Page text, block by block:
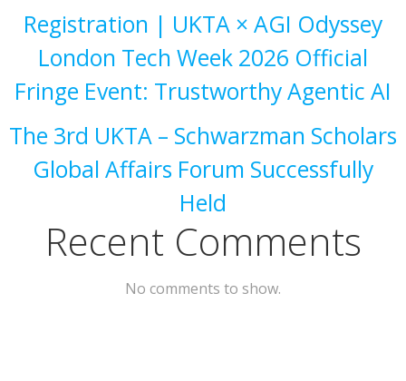
Registration | UKTA × AGI Odyssey
London Tech Week 2026 Official
Fringe Event: Trustworthy Agentic AI
The 3rd UKTA – Schwarzman Scholars
Global Affairs Forum Successfully
Held
Recent Comments
No comments to show.